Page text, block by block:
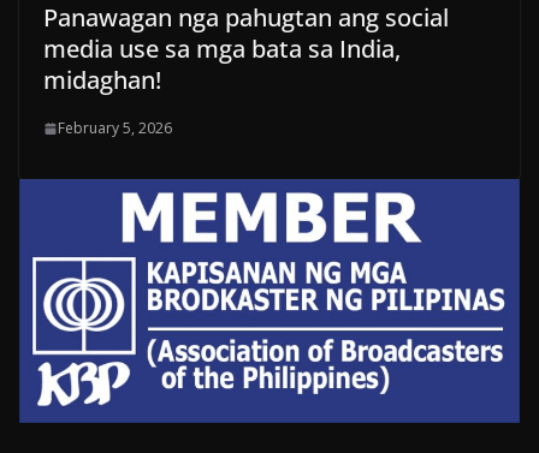
Panawagan nga pahugtan ang social
media use sa mga bata sa India,
midaghan!
February 5, 2026